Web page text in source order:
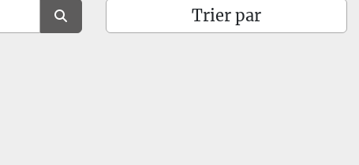
Trier par